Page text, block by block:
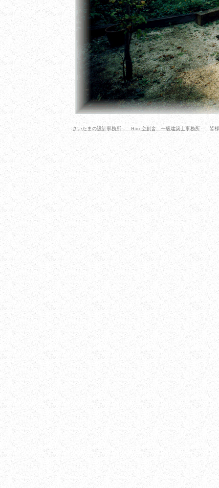
さいたまの設計事務所 Hiro 空創舎 一級建築士事務所 皆様